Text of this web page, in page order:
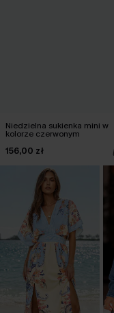
Niedzielna sukienka mini w
kolorze czerwonym
156,00 zł